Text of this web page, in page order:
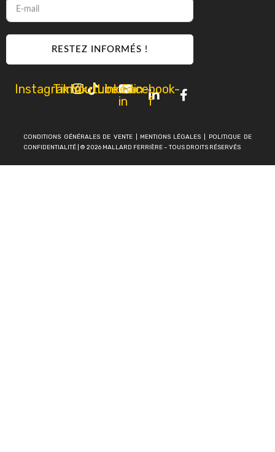
RESTEZ INFORMÉS !
Instagram
TiktokYoutubeLinkedin-
in
Facebook-
f
CONDITIONS GÉNÉRALES DE VENTE MENTIONS LÉGALES
POLITIQUE DE
CONFIDENTIALITÉ | © 2026 MALLARD FERRIÈRE – TOUS DROITS RÉSERVÉS